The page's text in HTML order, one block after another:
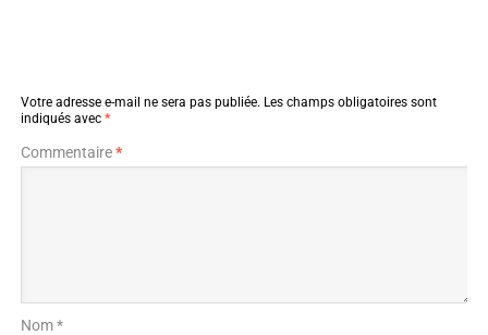
Votre adresse e-mail ne sera pas publiée. Les champs obligatoires sont
indiqués avec *
Commentaire*
Nom *